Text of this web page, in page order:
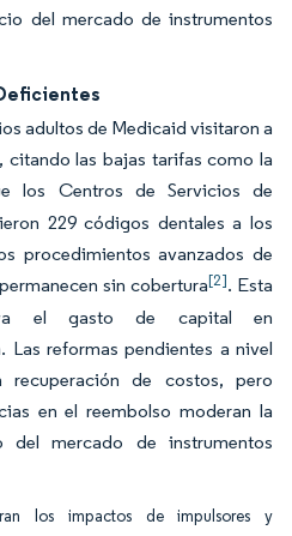
del mercado de instrumentos
adultos de Medicaid visitaron a
citando las bajas tarifas como la
los Centros de Servicios de
229 códigos dentales a los
procedimientos avanzados de
sin cobertura[2]. Esta
el gasto de capital en
Las reformas pendientes a nivel
recuperación de costos, pero
en el reembolso moderan la
del mercado de instrumentos
los impactos de impulsores y